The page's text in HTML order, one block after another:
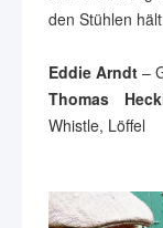
den Stühlen
Eddie Arndt –
Thomas
Whistle, Löffel